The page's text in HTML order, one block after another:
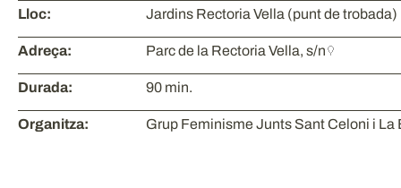
Lloc: Jardins Rectoria Vella (punt de trobada)
Adreça: Parc de la Rectoria Vella, s/n
Durada: 90 min.
Organitza: Grup Feminisme Junts Sant Celoni i La